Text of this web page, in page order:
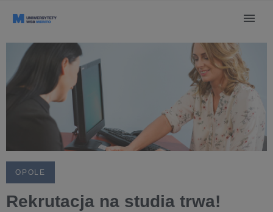
OPOLE
Rekrutacja na studia trwa!